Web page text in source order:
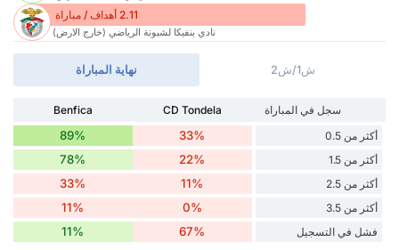
2.11 أهداف / مباراة
نادي بنفيكا لشبونة الرياضي (خارج الارض)
نهاية المباراة ش1/ش2
سجل في المباراة CD Tondela
Benfica
أكثر من 0.5
33%
89%
أكثر من 1.5 22%
78%
أكثر من 2.5 11%
33%
أكثر من 3.5 0%
11%
فشل في التسجيل 67%
11%